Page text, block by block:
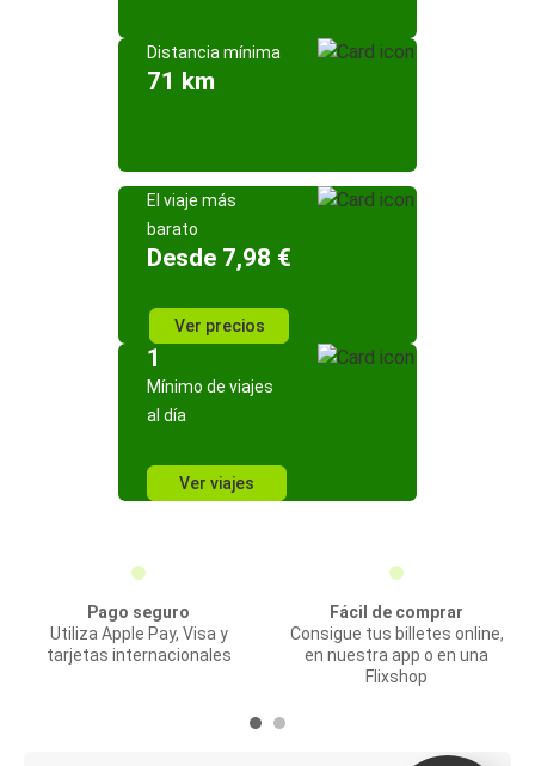
Distancia mínima
71 km
El viaje más
barato
Desde 7,98 €
Ver precios
1
Mínimo de viajes
al día
Ver viajes
Pago seguro
Utiliza Apple Pay, Visa y
tarjetas internacionales
Fácil de comprar
Consigue tus billetes online,
en nuestra app o en una
Flixshop